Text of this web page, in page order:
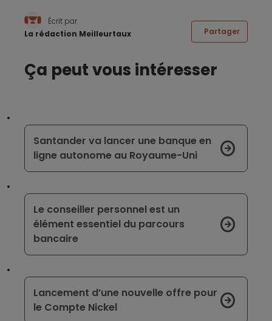
Écrit par
La rédaction Meilleurtaux
Partager
Ça peut vous intéresser
Santander va lancer une banque en
ligne autonome au Royaume-Uni
Le conseiller personnel est un
élément essentiel du parcours
bancaire
Lancement d’une nouvelle offre pour
le Compte Nickel